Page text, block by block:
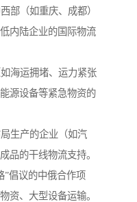
部（如重庆、成都）
内陆企业的国际物流
海运拥堵、运力紧张
源设备等紧急物资的
生产的企业（如汽
品的干线物流支持。
”倡议的中俄合作项
资、大型设备运输。